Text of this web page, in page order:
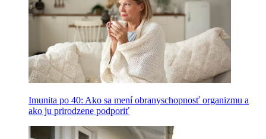
Imunita po 40: Ako sa mení obranyschopnosť organizmu a
ako ju prirodzene podporiť